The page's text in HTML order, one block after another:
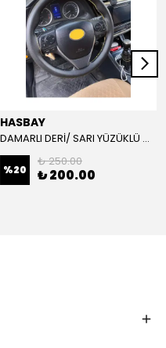
HASBAY
DAMARLI DERİ/ SARI YÜZÜKLÜ MODEL/SARI DİKİŞLİ/HIZLI KARGO
%20
₺ 250.00
₺ 200.00